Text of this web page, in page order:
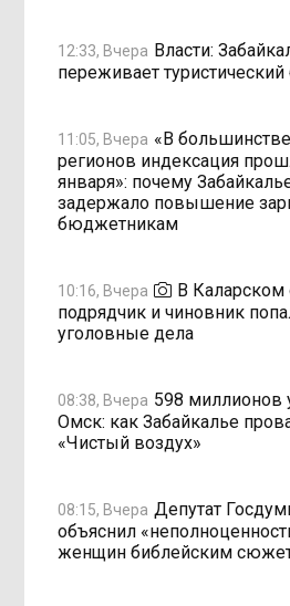
12:33, Вчера Власти:
переживает
11:05, Вчера «В большинстве
регионов индексация
января»: почему
задержало повышение
бюджетникам
10:16, Вчера
В Каларском
подрядчик и чиновник
уголовные дела
08:38, Вчера 598 миллионов
Омск: как Забайкалье
«Чистый воздух»
08:15, Вчера Депутат
объяснил
женщин библейским